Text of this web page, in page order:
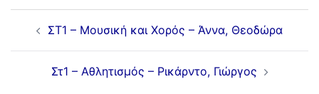
ΣΤ1 – Μουσική και Χορός – Άννα, Θεοδώρα
Στ1 – Αθλητισμός – Ρικάρντο, Γιώργος